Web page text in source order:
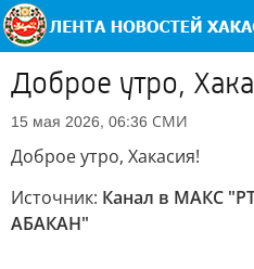
Доброе утро,
15 мая 2026, 06:36 СМИ
Доброе утро, Хакасия!
Источник: Канал в МАКС
АБАКАН"